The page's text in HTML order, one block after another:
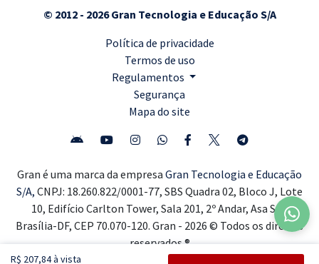
R$ 207,84 à vista
© 2012 - 2026 Gran Tecnologia e Educação S/A
Política de privacidade
Termos de uso
Regulamentos
Segurança
Mapa do site
Gran é uma marca da empresa Gran Tecnologia e Educação
S/A, CNPJ: 18.260.822/0001-77, SBS Quadra 02, Bloco J, Lote
10, Edifício Carlton Tower, Sala 201, 2º Andar, Asa Sul,
Brasília-DF, CEP 70.070-120. Gran - 2026 © Todos os direitos
reservados ®